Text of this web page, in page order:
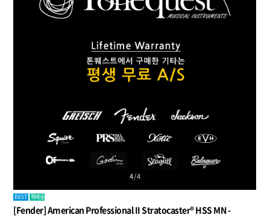
1/4
BEST 퀵배송
[Fender] American Professional II Stratocaster® HSS MN -